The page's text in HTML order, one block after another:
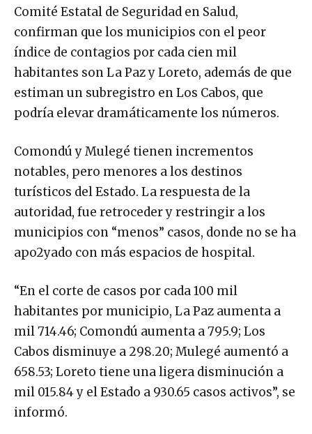
Comité Estatal de Seguridad en Salud,
confirman que los municipios con el peor
índice de contagios por cada cien mil
habitantes son La Paz y Loreto, además de que
estiman un subregistro en Los Cabos, que
podría elevar dramáticamente los números.
Comondú y Mulegé tienen incrementos
notables, pero menores a los destinos
turísticos del Estado. La respuesta de la
autoridad, fue retroceder y restringir a los
municipios con “menos” casos, donde no se ha
apo2yado con más espacios de hospital.
“En el corte de casos por cada 100 mil
habitantes por municipio, La Paz aumenta a
mil 714.46; Comondú aumenta a 795.9; Los
Cabos disminuye a 298.20; Mulegé aumentó a
658.53; Loreto tiene una ligera disminución a
mil 015.84 y el Estado a 930.65 casos activos”, se
informó.